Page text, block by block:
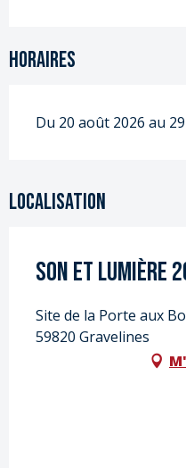
Horaires
Du 20 août 2026 au
Localisation
Son et Lumière
Site de la Porte aux
59820 Gravelines